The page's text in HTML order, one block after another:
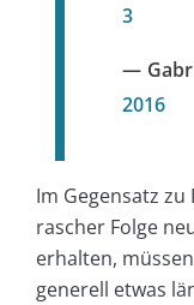
3
—
2016
Im Gegensatz
rascher Folge
erhalten,
generell etwas